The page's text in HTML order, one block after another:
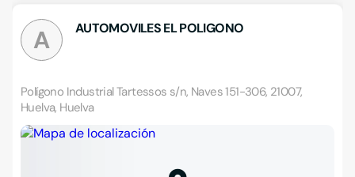
A AUTOMOVILES EL POLIGONO
Polígono Industrial Tartessos s/n, Naves 151-306, 21007,
Huelva, Huelva